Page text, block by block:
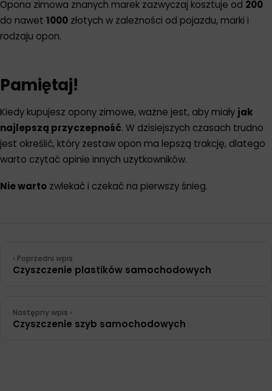
Opona zimowa znanych marek zazwyczaj kosztuje od 200
do nawet 1000 złotych w zależności od pojazdu, marki i
rodzaju opon.
Pamiętaj!
Kiedy kupujesz opony zimowe, ważne jest, aby miały jak
najlepszą przyczepność. W dzisiejszych czasach trudno
jest określić, który zestaw opon ma lepszą trakcję, dlatego
warto czytać opinie innych użytkowników.
Nie warto zwlekać i czekać na pierwszy śnieg.
‹ Poprzedni wpis
Czyszczenie plastików samochodowych
Następny wpis ›
Czyszczenie szyb samochodowych